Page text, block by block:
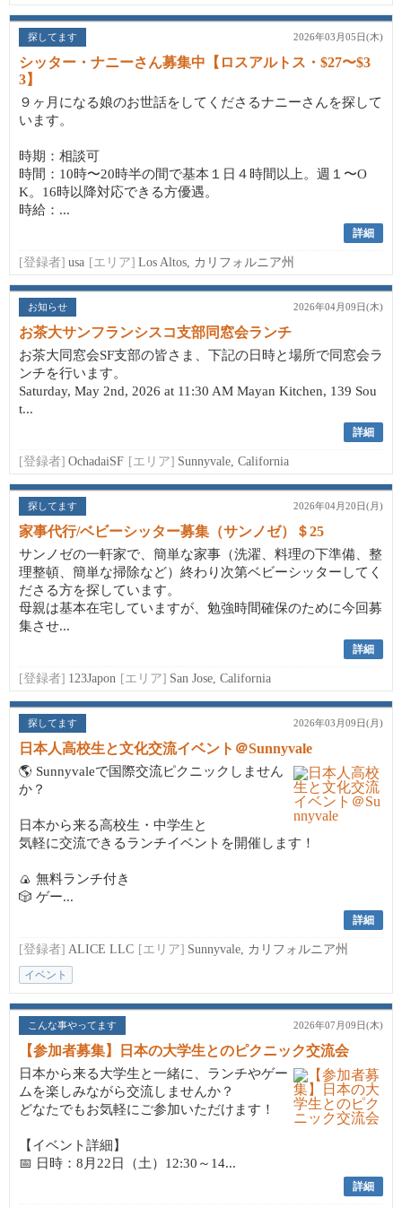
探してます 2026年03月05日(木)
シッター・ナニーさん募集中【ロスアルトス・$27〜$3
3】
９ヶ月になる娘のお世話をしてくださるナニーさんを探して
います。
時期：相談可
時間：10時〜20時半の間で基本１日４時間以上。週１〜O
K。16時以降対応できる方優遇。
時給：...
詳細
[登録者] usa [エリア] Los Altos, カリフォルニア州
お知らせ 2026年04月09日(木)
お茶大サンフランシスコ支部同窓会ランチ
お茶大同窓会SF支部の皆さま、下記の日時と場所で同窓会ラ
ンチを行います。
Saturday, May 2nd, 2026 at 11:30 AM Mayan Kitchen, 139 Sou
t...
詳細
[登録者] OchadaiSF [エリア] Sunnyvale, California
探してます 2026年04月20日(月)
家事代行/ベビーシッター募集（サンノゼ）＄25
サンノゼの一軒家で、簡単な家事（洗濯、料理の下準備、整
理整頓、簡単な掃除など）終わり次第ベビーシッターしてく
ださる方を探しています。
母親は基本在宅していますが、勉強時間確保のために今回募
集させ...
詳細
[登録者] 123Japon [エリア] San Jose, California
探してます 2026年03月09日(月)
日本人高校生と文化交流イベント＠Sunnyvale
🌎 Sunnyvaleで国際交流ピクニックしません
か？
日本から来る高校生・中学生と
気軽に交流できるランチイベントを開催します！
🍙 無料ランチ付き
🎲 ゲー...
詳細
[登録者] ALICE LLC [エリア] Sunnyvale, カリフォルニア州
イベント
こんな事やってます 2026年07月09日(木)
【参加者募集】日本の大学生とのピクニック交流会
日本から来る大学生と一緒に、ランチやゲー
ムを楽しみながら交流しませんか？
どなたでもお気軽にご参加いただけます！
【イベント詳細】
📅 日時：8月22日（土）12:30～14...
詳細